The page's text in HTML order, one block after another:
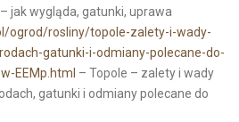
jak wygląda, gatunki, uprawa
ogrod/rosliny/topole-zalety-i-wady-
gatunki-i-odmiany-polecane-do-
EEMp.html – Topole – zalety i wady
gatunki i odmiany polecane do